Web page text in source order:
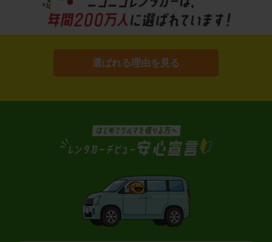
選ばれる理由を見る